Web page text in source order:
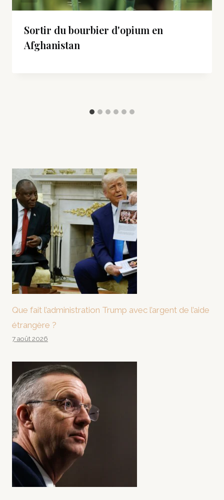
Sortir du bourbier d'opium en
Afghanistan
Que fait l’administration Trump avec l’argent de l’aide
étrangère ?
7 août 2026